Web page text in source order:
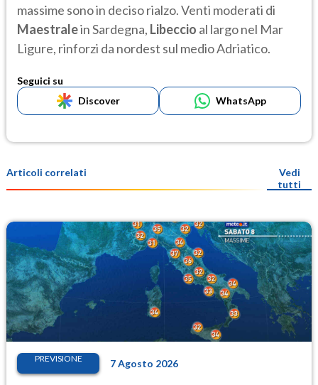
massime sono in deciso rialzo. Venti moderati di
Maestralein Sardegna, Libeccio al largo nel Mar
Ligure, rinforzi da nordest sul medio Adriatico.
Seguici su
Discover
WhatsApp
Articoli correlati
Vedi
tutti
PREVISIONE 7 Agosto 2026